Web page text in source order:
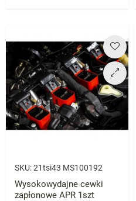
SKU:21tsi43 MS100192
Wysokowydajne cewki
zapłonowe APR 1szt